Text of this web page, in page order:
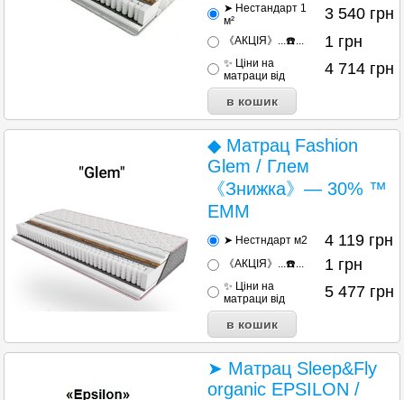
➤ Нестандарт 1
м²
3 540 грн
《АКЦІЯ》...☎️... 1 грн
✨ Ціни на
матраци від
4 714 грн
◆ Матрац Fashion
Glem / Глем
《Знижка》— 30% ™
EMM
➤ Нестндарт м2 4 119 грн
《АКЦІЯ》...☎️... 1 грн
✨ Ціни на
матраци від
5 477 грн
➤ Матрац Sleep&Fly
organic EPSILON /